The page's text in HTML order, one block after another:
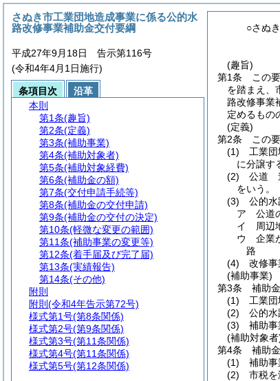
○さぬ
(趣旨)
第1条
この
を踏まえ、
路改修事業
定めるもの
(定義)
第2条
この
(1)
工業
に分譲す
(2)
公道
をいう。
(3)
公的
ア
公道
イ
周辺
ウ
企業
路
(4)
改修
(補助事業)
第3条
補助
(1)
工業
(2)
公的水
(3)
補助事
(補助対象者
第4条
補助
(1)
補助事
(2)
市税を
さぬき市工業団地造成事業に係る公的水
路改修事業補助金交付要綱
平成27年9月18日 告示第116号
(令和4年4月1日施行)
条項目次
沿革
本則
第1条(趣旨)
第2条(定義)
第3条(補助事業)
第4条(補助対象者)
第5条(補助対象経費)
第6条(補助金の額)
第7条(交付申請手続等)
第8条(補助金の交付申請)
第9条(補助金の交付の決定)
第10条(軽微な変更の範囲)
第11条(補助事業の変更等)
第12条(着手届及び完了届)
第13条(実績報告)
第14条(その他)
附則
附則 (令和4年告示第72号)
様式第1号(第8条関係)
様式第2号(第9条関係)
様式第3号(第11条関係)
様式第4号(第11条関係)
様式第5号(第12条関係)